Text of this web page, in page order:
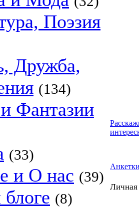
Поэзия
Дружба,
(134)
Фантазии
(33)
и О нас (39)
(8)
Личная